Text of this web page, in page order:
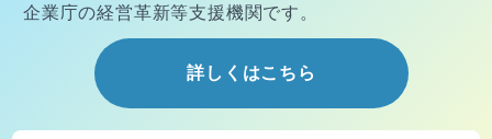
企業庁の経営革新等支援機関です。
詳しくはこちら